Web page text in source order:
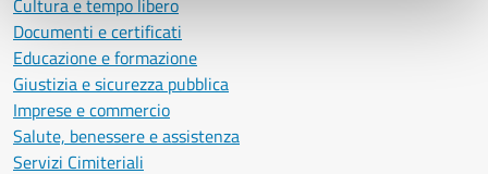
Cultura e tempo libero
Documenti e certificati
Educazione e formazione
Giustizia e sicurezza pubblica
Imprese e commercio
Salute, benessere e assistenza
Servizi Cimiteriali